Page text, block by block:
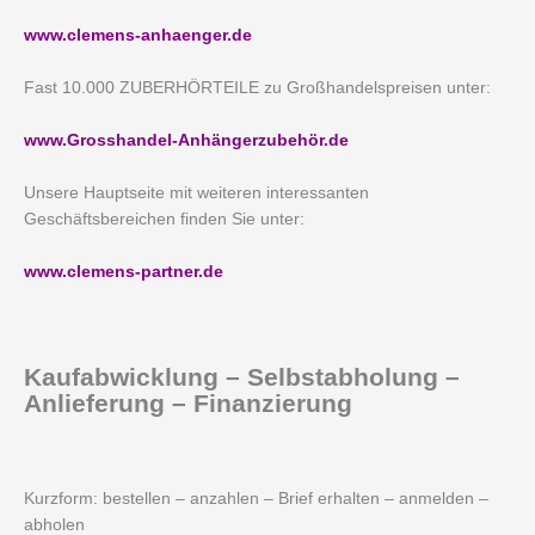
www.clemens-anhaenger.de
Fast 10.000 ZUBERHÖRTEILE zu Großhandelspreisen unter:
www.Grosshandel-Anhängerzubehör.de
Unsere Hauptseite mit weiteren interessanten
Geschäftsbereichen finden Sie unter:
www.clemens-partner.de
Kaufabwicklung – Selbstabholung –
Anlieferung – Finanzierung
Kurzform: bestellen – anzahlen – Brief erhalten – anmelden –
abholen